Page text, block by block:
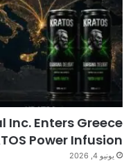
Enters Greece
Power Infusion
يونيو 4, 2026